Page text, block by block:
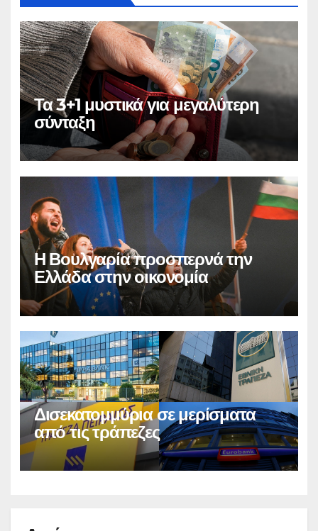
Τα 3+1 μυστικά για μεγαλύτερη
σύνταξη
Η Βουλγαρία προσπερνά την
Ελλάδα στην οικονομία
Δισεκατομμύρια σε μερίσματα
από τις τράπεζες